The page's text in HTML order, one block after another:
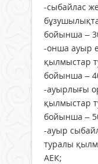
-сыбайлас
бойынша –
-онша ауыр
қылмыстар
бойынша –
-ауырлығы
қылмыстар
бойынша –
-ауыр
туралы
АЕК;